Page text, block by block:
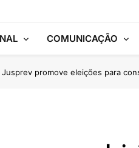
Nacional
COMUNICAÇÃO
Jusprev promove eleições para